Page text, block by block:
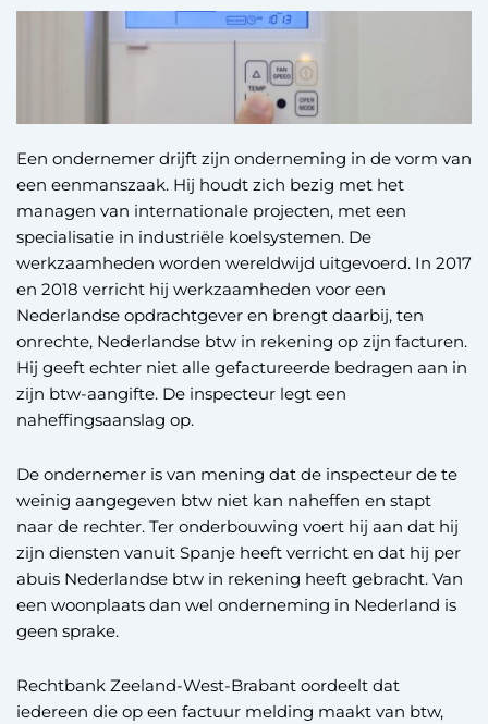
Een ondernemer drijft zijn onderneming in de vorm van
een eenmanszaak. Hij houdt zich bezig met het
managen van internationale projecten, met een
specialisatie in industriële koelsystemen. De
werkzaamheden worden wereldwijd uitgevoerd. In 2017
en 2018 verricht hij werkzaamheden voor een
Nederlandse opdrachtgever en brengt daarbij, ten
onrechte, Nederlandse btw in rekening op zijn facturen.
Hij geeft echter niet alle gefactureerde bedragen aan in
zijn btw-aangifte. De inspecteur legt een
naheffingsaanslag op.
De ondernemer is van mening dat de inspecteur de te
weinig aangegeven btw niet kan naheffen en stapt
naar de rechter. Ter onderbouwing voert hij aan dat hij
zijn diensten vanuit Spanje heeft verricht en dat hij per
abuis Nederlandse btw in rekening heeft gebracht. Van
een woonplaats dan wel onderneming in Nederland is
geen sprake.
Rechtbank Zeeland-West-Brabant oordeelt dat
iedereen die op een factuur melding maakt van btw,